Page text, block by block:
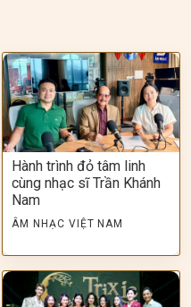
Hành trình đỏ tâm linh
cùng nhạc sĩ Trần Khánh
Nam
ÂM NHẠC VIỆT NAM